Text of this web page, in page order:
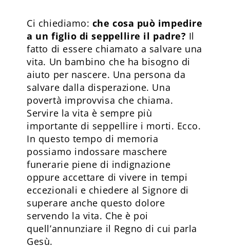
Ci chiediamo: che cosa può impedire
a un figlio di seppellire il padre? Il
fatto di essere chiamato a salvare una
vita. Un bambino che ha bisogno di
aiuto per nascere. Una persona da
salvare dalla disperazione. Una
povertà improvvisa che chiama.
Servire la vita è sempre più
importante di seppellire i morti. Ecco.
In questo tempo di memoria
possiamo indossare maschere
funerarie piene di indignazione
oppure accettare di vivere in tempi
eccezionali e chiedere al Signore di
superare anche questo dolore
servendo la vita. Che è poi
quell’annunziare il Regno di cui parla
Gesù.